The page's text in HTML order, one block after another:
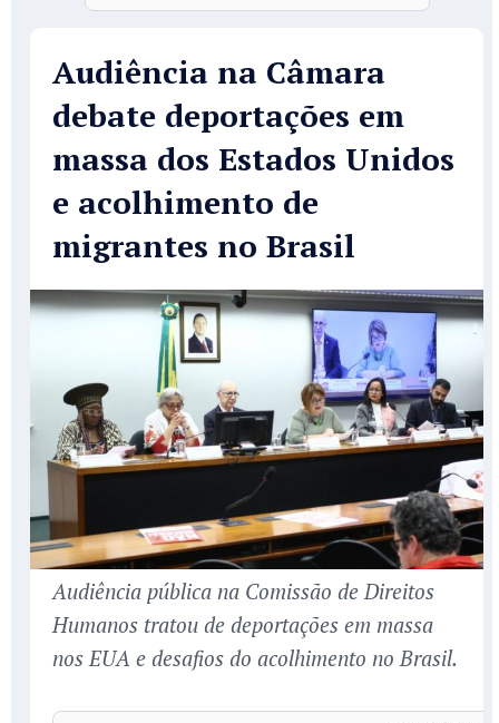
Audiência na Câmara
debate deportações em
massa dos Estados Unidos
e acolhimento de
migrantes no Brasil
Audiência pública na Comissão de Direitos
Humanos tratou de deportações em massa
nos EUA e desafios do acolhimento no Brasil.